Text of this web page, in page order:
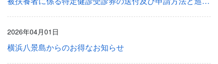
2026年04月01日
横浜八景島からのお得なお知らせ